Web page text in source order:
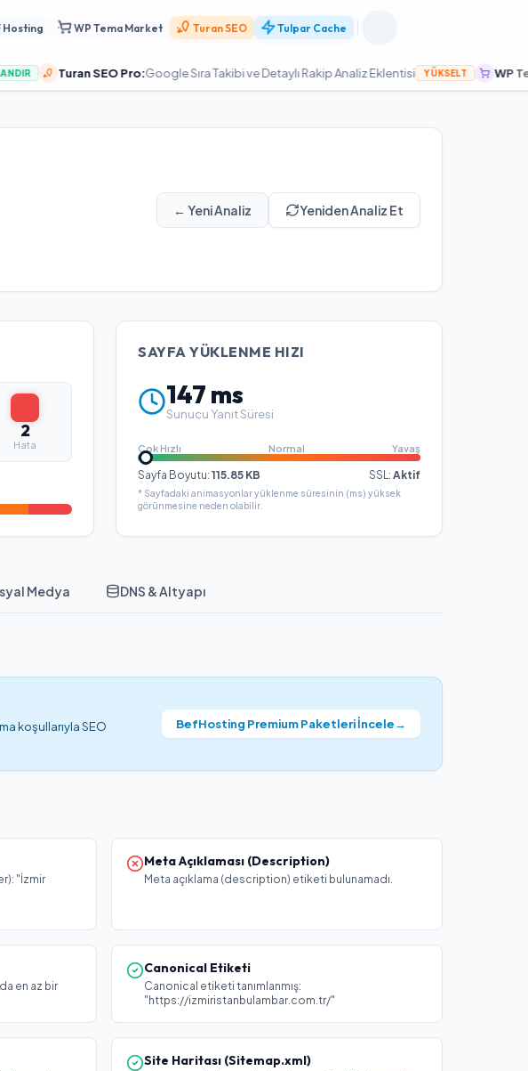
Hosting WP Tema Market Turan SEO Tulpar Cache
Turan SEO Pro:Google Sıra Takibi ve Detaylı Rakip Analiz Eklentisi YÜKSELT WP Tema
← Yeni Analiz Yeniden Analiz Et
2
Hata
SAYFA YÜKLENME HIZI
147 ms
Sunucu Yanıt Süresi
Çok Hızlı Normal Yavaş
Sayfa Boyutu: 115.85 KB SSL: Aktif
* Sayfadaki animasyonlar yüklenme süresinin (ms) yüksek
görünmesine neden olabilir.
Medya DNS & Altyapı
koşullarıyla SEO
BefHosting Premium Paketleri İncele→
"İzmir
Meta Açıklaması (Description)
Meta açıklama (description) etiketi bulunamadı.
en az bir
Canonical Etiketi
Canonical etiketi tanımlanmış:
"https://izmiristanbulambar.com.tr/"
Site Haritası (Sitemap.xml)